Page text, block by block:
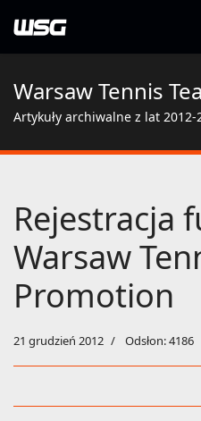
Warsaw Tennis
Artykuły archiwalne z lat 2012-
Rejestracja
Warsaw
Promotion
21 grudzień 2012 Odsłon: 4186